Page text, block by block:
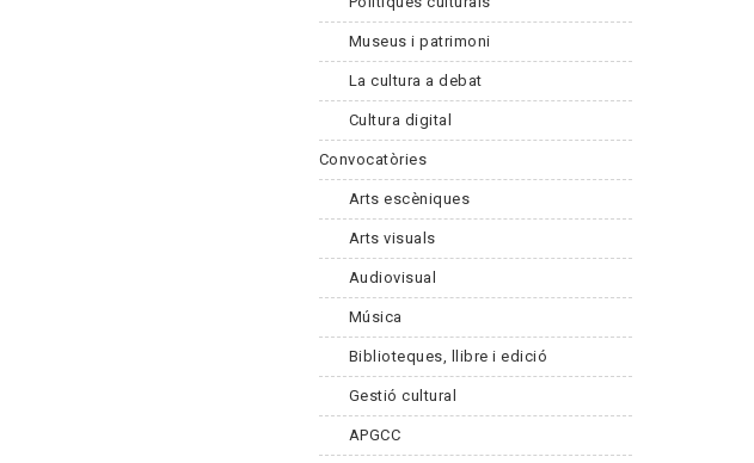
Museus i patrimoni
La cultura a debat
Cultura digital
Convocatòries
Arts escèniques
Arts visuals
Audiovisual
Música
Biblioteques, llibre i edició
Gestió cultural
APGCC